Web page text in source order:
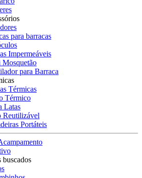
para barracas
Impermeáveis
para Barraca
Térmicas
Térmico
Latas
Reutilizável
Portáteis
buscados